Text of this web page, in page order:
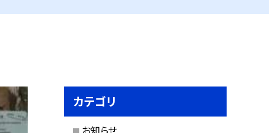
カテゴリ